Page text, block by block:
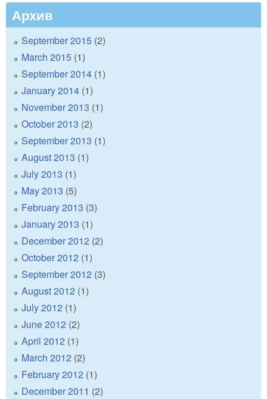
Архив
September 2015 (2)
March 2015 (1)
September 2014 (1)
January 2014 (1)
November 2013 (1)
October 2013 (2)
September 2013 (1)
August 2013 (1)
July 2013 (1)
May 2013 (5)
February 2013 (3)
January 2013 (1)
December 2012 (2)
October 2012 (1)
September 2012 (3)
August 2012 (1)
July 2012 (1)
June 2012 (2)
April 2012 (1)
March 2012 (2)
February 2012 (1)
December 2011 (2)